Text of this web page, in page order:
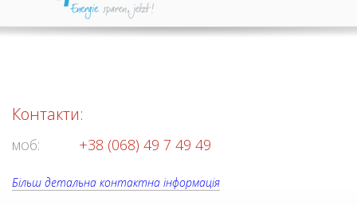
Контакти:
моб: +38 (068) 49 7 49 49
Більш детальна контактна інформація